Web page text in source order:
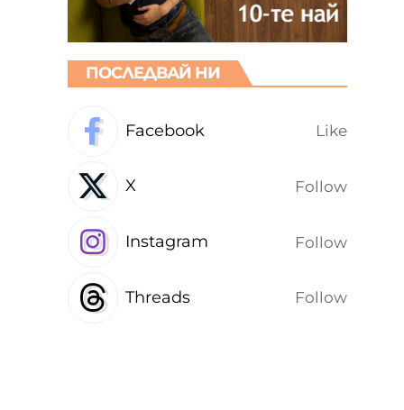
ПОСЛЕДВАЙ НИ
Facebook Like
X Follow
Instagram Follow
Threads Follow